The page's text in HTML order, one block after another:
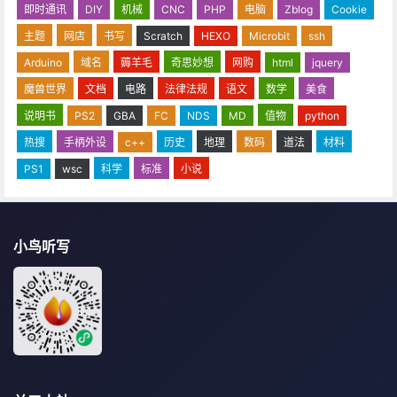
即时通讯 DIY 机械 CNC PHP 电脑 Zblog
Cookie
主题
网店 书写 Scratch HEXO Microbit
ssh
Arduino
域名 薅羊毛 奇思妙想 网购 html
jquery
魔兽世界
文档 电路 法律法规 语文 数学
美食
说明书
PS2 GBA FC NDS MD 值物
python
热搜
手柄外设 c++ 历史 地理 数码 道法
材料
PS1
wsc 科学 标准 小说
小鸟听写